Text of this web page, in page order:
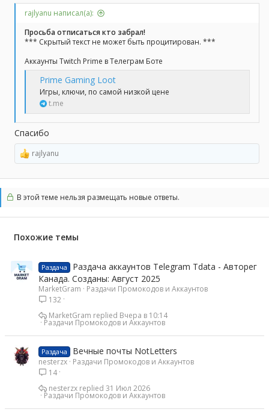
rajlyanu написал(а):
Просьба отписаться кто забрал!
*** Скрытый текст не может быть процитирован. ***
Аккаунты Twitch Prime в Телеграм Боте
Prime Gaming Loot
Игры, ключи, по самой низкой цене
t.me
Спасибо
Р
е
а
ц
и
rajlyanu
В этой теме нельзя размещать новые ответы.
Похожие темы
Раздача
Раздача аккаунтов Telegram Tdata - Авторег
Канада. Созданы: Август 2025
MarketGram
Раздачи Промокодов и Аккаунтов
132
Раздачи Промокодов и Аккаунтов
Вчера в 10:14
MarketGram
Раздача Вечные почты NotLetters
nesterzx Раздачи Промокодов и Аккаунтов
14
Раздачи Промокодов и Аккаунтов
31 Июл 2026
nesterzx